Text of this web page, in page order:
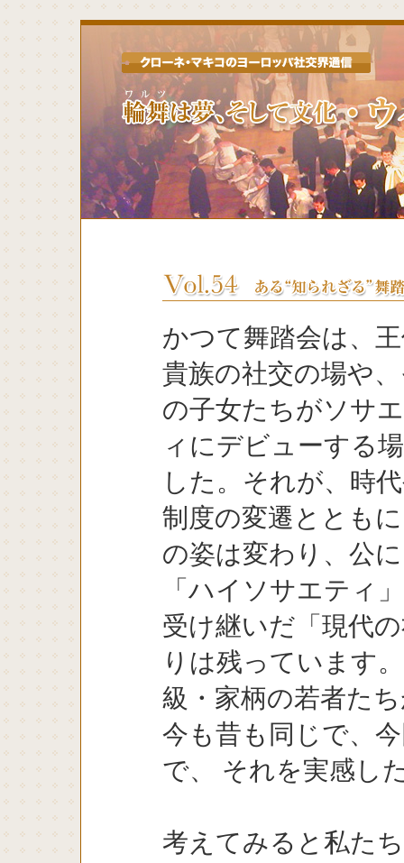
かつて舞踏会は、
貴族の社交の場や
の子女たちがソサ
ィにデビューする
した。それが、時
制度の変遷ととも
の姿は変わり、公に
「ハイソサエティ
受け継いだ「現代
りは残っています
級・家柄の若者た
今も昔も同じで、
で、 それを実感し
考えてみると私た